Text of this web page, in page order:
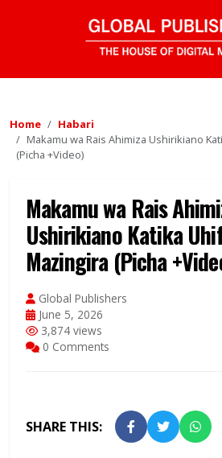
Home
Habari
Makamu wa Rais Ahimiza Ushirikiano
(Picha +Video)
Makamu wa Rais
Ushirikiano Katika
Mazingira (Picha
Global Publishers
June 5, 2026
3,874 views
0 Comments
SHARE THIS: